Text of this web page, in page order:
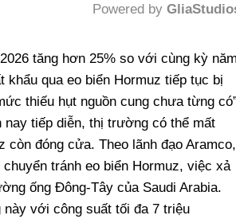
Powered by
tăng hơn 25% so với cùng kỳ năm
qua eo biển Hormuz tiếp tục bị
thiếu hụt nguồn cung chưa từng
nay tiếp diễn, thị trường có thể mất
còn đóng cửa. Theo lãnh đạo Aramco,
tránh eo biển Hormuz, việc xả
ống Đông-Tây của Saudi Arabia.
này với công suất tối đa 7 triệu